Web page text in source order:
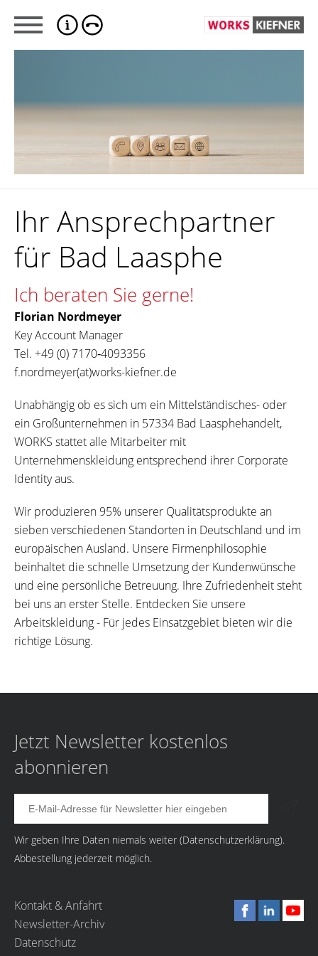
Ihr Ansprechpartner
für Bad Laasphe
Ich beraten Sie gerne!
Florian Nordmeyer
Key Account Manager
Tel. +49 (0) 7170‐4093356
f.nordmeyer(at)works-kiefner.de
Unabhängig ob es sich um ein Mittelständisches- oder
ein Großunternehmen in 57334 Bad Laasphehandelt,
WORKS stattet alle Mitarbeiter mit
Unternehmenskleidung entsprechend ihrer Corporate
Identity aus.
Wir produzieren 95% unserer Qualitätsprodukte an
sieben verschiedenen Standorten in Deutschland und im
europäischen Ausland. Unsere Firmenphilosophie
beinhaltet die schnelle Umsetzung der Kundenwünsche
und eine persönliche Betreuung. Ihre Zufriedenheit steht
bei uns an erster Stelle. Entdecken Sie unsere
Arbeitskleidung - Für jedes Einsatzgebiet bieten wir die
richtige Lösung.
Jetzt Newsletter kostenlos
abonnieren
Wir geben Ihre Daten niemals weiter (Datenschutzerklärung).
Abbestellung jederzeit möglich.
Kontakt & Anfahrt
Newsletter-Archiv
Datenschutz